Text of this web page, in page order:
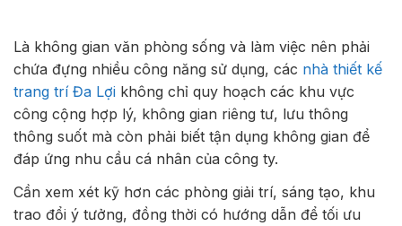
Là không gian văn phòng sống và làm việc nên phải
chứa đựng nhiều công năng sử dụng, các nhà thiết kế
trang trí Đa Lợi không chỉ quy hoạch các khu vực
công cộng hợp lý, không gian riêng tư, lưu thông
thông suốt mà còn phải biết tận dụng không gian để
đáp ứng nhu cầu cá nhân của công ty.
Cần xem xét kỹ hơn các phòng giải trí, sáng tạo, khu
trao đổi ý tưởng, đồng thời có hướng dẫn để tối ưu